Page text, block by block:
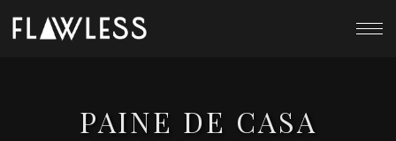
PAINE DE CASA